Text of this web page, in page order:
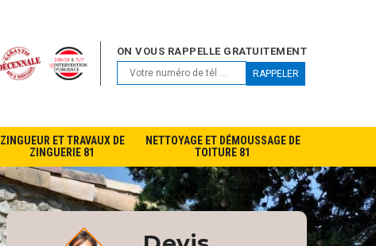
ON VOUS RAPPELLE GRATUITEMENT
ZINGUEUR ET TRAVAUX DE
ZINGUERIE 81
NETTOYAGE ET DÉMOUSSAGE DE
TOITURE 81